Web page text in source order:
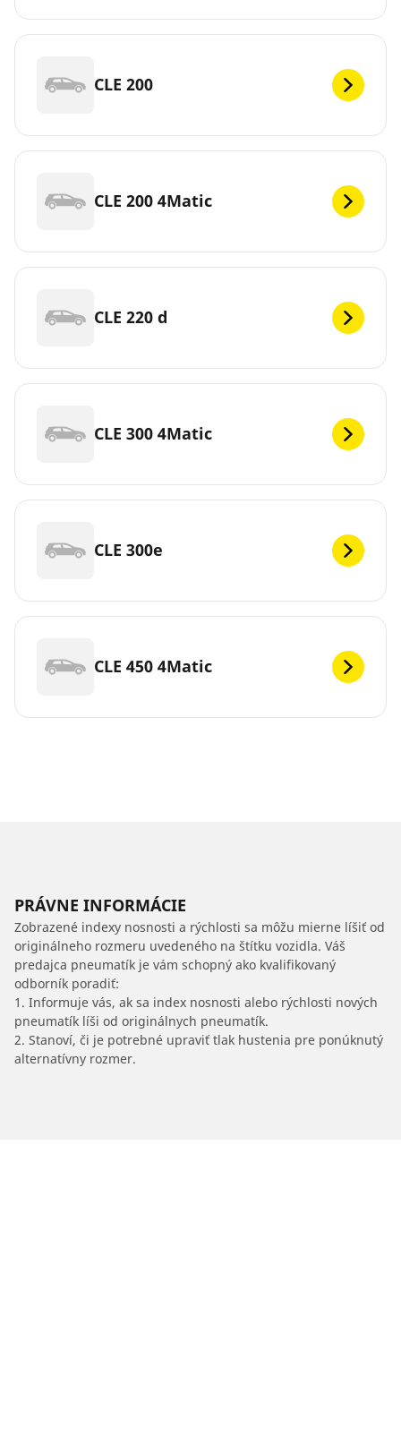
CLE 200
CLE 200 4Matic
CLE 220 d
CLE 300 4Matic
CLE 300e
CLE 450 4Matic
PRÁVNE INFORMÁCIE
Zobrazené indexy nosnosti a rýchlosti sa môžu mierne líšiť od
originálneho rozmeru uvedeného na štítku vozidla. Váš
predajca pneumatík je vám schopný ako kvalifikovaný
odborník poradiť:
1. Informuje vás, ak sa index nosnosti alebo rýchlosti nových
pneumatík líši od originálnych pneumatík.
2. Stanoví, či je potrebné upraviť tlak hustenia pre ponúknutý
alternatívny rozmer.